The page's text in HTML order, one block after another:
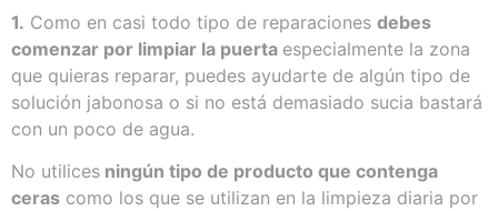
1. Como en casi todo tipo de reparaciones debes
comenzar por limpiar la puerta especialmente la zona
que quieras reparar, puedes ayudarte de algún tipo de
solución jabonosa o si no está demasiado sucia bastará
con un poco de agua.
No utilices ningún tipo de producto que contenga
ceras como los que se utilizan en la limpieza diaria por